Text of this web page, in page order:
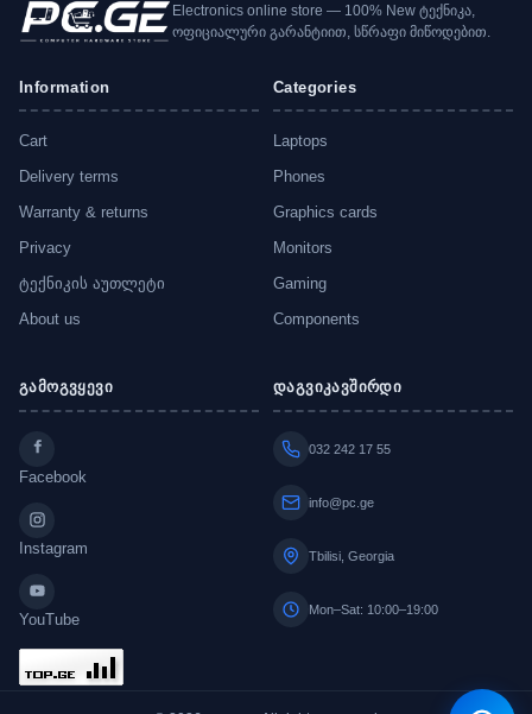
Electronics online store — 100% New ტექნიკა,
ოფიციალური გარანტიით, სწრაფი მიწოდებით.
Information
Cart
Delivery terms
Warranty & returns
Privacy
ტექნიკის აუთლეტი
About us
Categories
Laptops
Phones
Graphics cards
Monitors
Gaming
Components
გამოგვყევი
Facebook
Instagram
YouTube
დაგვიკავშირდი
032 242 17 55
info@pc.ge
Tbilisi, Georgia
Mon–Sat: 10:00–19:00